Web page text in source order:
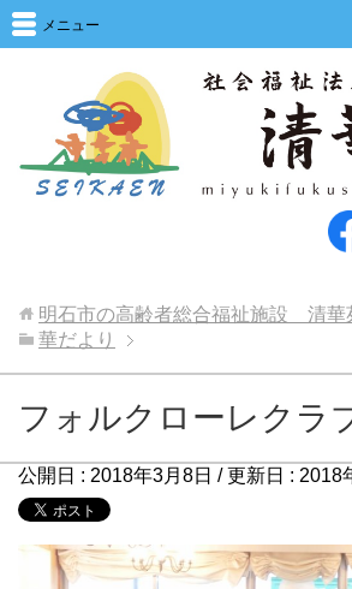
メニュー
明石市の高齢者総合福祉施設 清華
華だより
フォルクローレクラ
公開日 : 2018年3月8日 / 更新日 : 2018